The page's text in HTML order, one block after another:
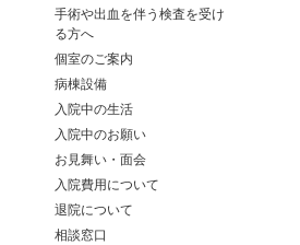
手術や出血を伴う検査を受け
る方へ
個室のご案内
病棟設備
入院中の生活
入院中のお願い
お見舞い・面会
入院費用について
退院について
相談窓口